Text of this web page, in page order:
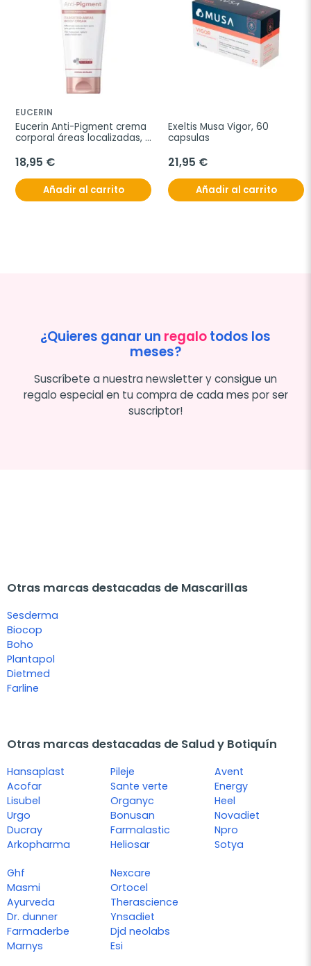
EUCERIN
Eucerin Anti-Pigment crema
corporal áreas localizadas,
18,95 €
Añadir al carrito
Exeltis Musa Vigor, 60
capsulas
21,95 €
Añadir al carrito
¿Quieres ganar un regalotodos los
meses?
Suscríbete a nuestra newsletter y consigue un
regalo especial en tu compra de cada mes por ser
suscriptor!
Otras marcas destacadas de Mascarillas
Sesderma
Biocop
Boho
Plantapol
Dietmed
Farline
Otras marcas destacadas de Salud y Botiquín
Hansaplast
Acofar
Lisubel
Urgo
Ducray
Arkopharma
Pileje
Sante verte
Organyc
Bonusan
Farmalastic
Heliosar
Avent
Energy
Heel
Novadiet
Npro
Sotya
Ghf
Masmi
Ayurveda
Dr. dunner
Farmaderbe
Marnys
Nexcare
Ortocel
Therascience
Ynsadiet
Djd neolabs
Esi